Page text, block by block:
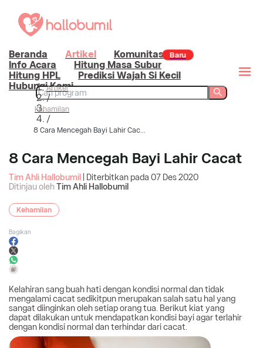
Beranda Artikel Komunitas Baru
Info Acara
Hitung Masa Subur
Hitung HPL
Prediksi Wajah Si Kecil
Hubungi Kami
Artikel
/
Kehamilan
/
8 Cara Mencegah Bayi Lahir Cac...
8 Cara Mencegah Bayi Lahir Cacat
Tim Ahli Hallobumil | Diterbitkan pada 07 Des 2020
Ditinjau olehTim Ahli Hallobumil
Kehamilan
Bagikan
Kelahiran sang buah hati dengan kondisi normal dan tidak
mengalami cacat sedikitpun merupakan salah satu hal yang
sangat diinginkan oleh setiap orang tua. Berikut kiat yang
dapat dilakukan untuk mendapatkan kondisi bayi agar terlahir
dengan kondisi normal dan terhindar dari cacat.